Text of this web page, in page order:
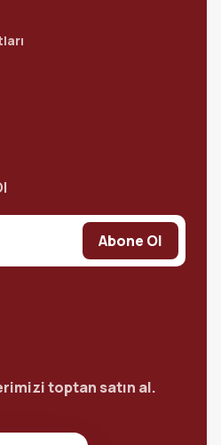
Abone Ol
toptan satın al.